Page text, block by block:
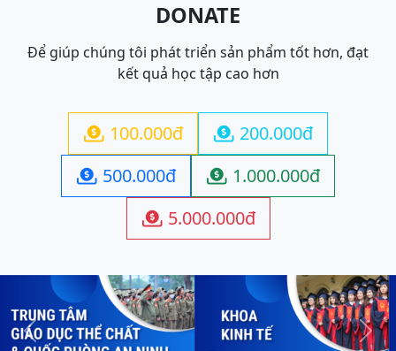
DONATE
Để giúp chúng tôi phát triển sản phẩm tốt hơn, đạt
kết quả học tập cao hơn
 100.000đ  200.000đ
 500.000đ  1.000.000đ
 5.000.000đ
Previous Next